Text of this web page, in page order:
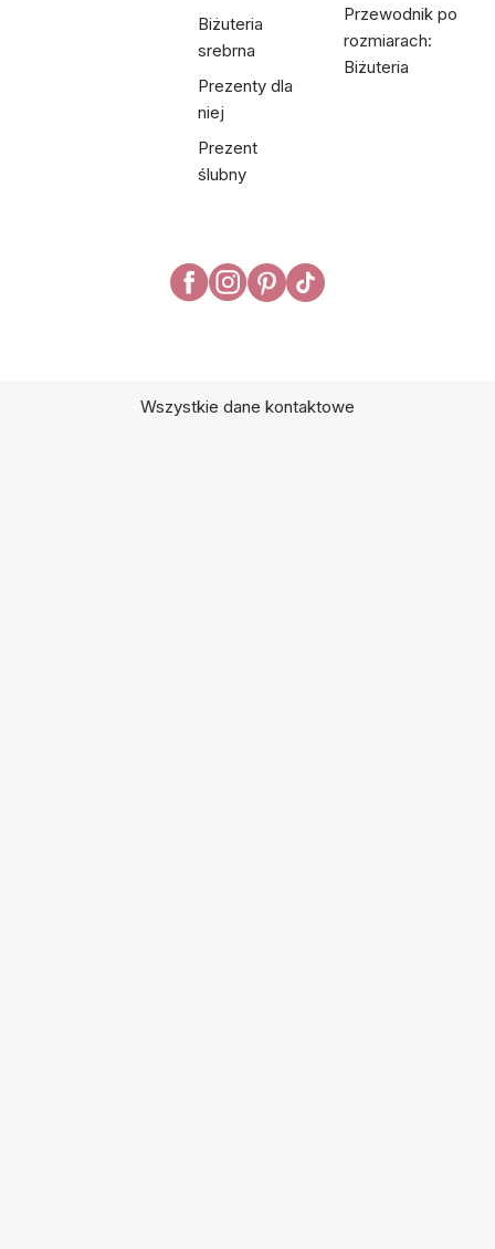
Biżuteria
srebrna
Prezenty dla
niej
Prezent
ślubny
Przewodnik po
rozmiarach:
Biżuteria
Wszystkie dane kontaktowe